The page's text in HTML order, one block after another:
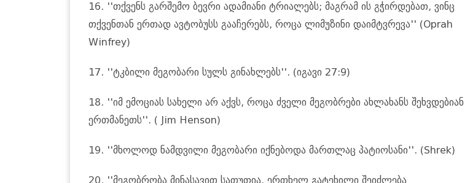
16. ''თქვენს გარშემო ბევრი ადამიანი ტრიალებს; მაგრამ ის გჭირდებათ, ვინც
თქვენთან ერთად ავტობუსს გააჩერებს, როცა ლიმუზინი დაიმტვრევა'' (Oprah
Winfrey)
17. ''ტკბილი მეგობარი სულს გინახლებს''. (იგავი 27:9)
18. ''იმ ემოციას სახელი არ აქვს, როცა ძველი მეგობრები ახლახანს შეხვდებიან
ერთმანეთს''. ( Jim Henson)
19. ''მხოლოდ ნამდვილი მეგობარი იქნებოდა მართლაც პატიოსანი''. (Shrek)
20. ''მეგობრობა მინასავით სათუთია, ერთხელ გატეხილი შეიძლება